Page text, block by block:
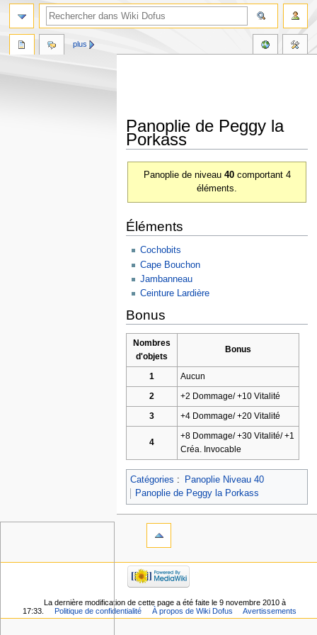
Panoplie de Peggy la
Porkass
Panoplie de niveau 40comportant 4
éléments.
Éléments
Cochobits
Cape Bouchon
Jambanneau
Ceinture Lardière
Bonus
Nombres
d'objets
Bonus
1
Aucun
2
+2 Dommage/ +10 Vitalité
3
+4 Dommage/ +20 Vitalité
4
+8 Dommage/ +30 Vitalité/ +1
Créa. Invocable
Catégories :
Panoplie Niveau 40
Panoplie de Peggy la Porkass
plus
La dernière modification de cette page a été faite le 9 novembre 2010 à
17:33.
Politique de confidentialité À propos de Wiki Dofus Avertissements